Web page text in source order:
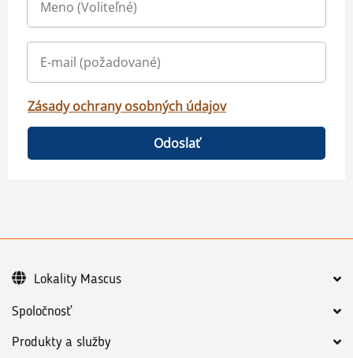
Zásady ochrany osobných údajov
Odoslať
Spoločnosť
Produkty a služby
Lokality Mascus